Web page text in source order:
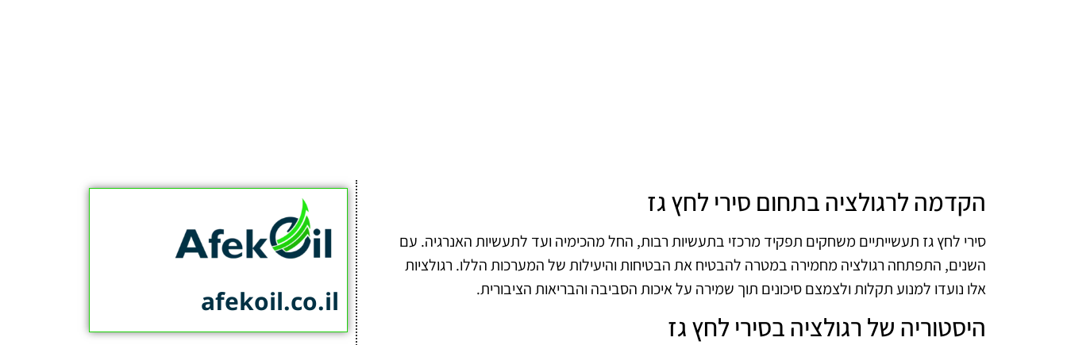
הקדמה לרגולציה בתחום סירי לחץ גז
סירי לחץ גז תעשייתיים משחקים תפקיד מרכזי בתעשיות רבות, החל מהכימיה ועד לתעשיות האנרגיה. עם
השנים, התפתחה רגולציה מחמירה במטרה להבטיח את הבטיחות והיעילות של המערכות הללו. רגולציות
אלו נועדו למנוע תקלות ולצמצם סיכונים תוך שמירה על איכות הסביבה והבריאות הציבורית.
היסטוריה של רגולציה בסירי לחץ גז
afekoil.co.il